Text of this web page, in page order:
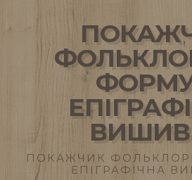
ПОКАЖЧИК
ЕПІГРАФІЧНА